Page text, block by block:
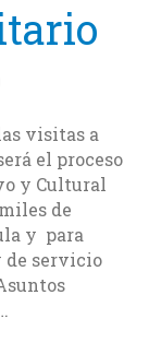
visitas a
el proceso
y Cultural
de
y para
de servicio